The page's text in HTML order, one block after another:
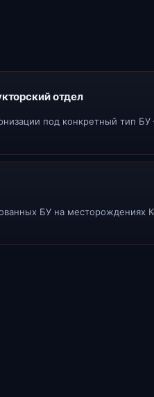
отдел
под конкретный тип
БУ на месторождениях